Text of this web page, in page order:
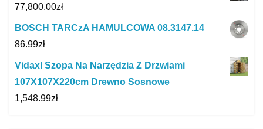
77,800.00zł
BOSCH TARCzA HAMULCOWA 08.3147.14
86.99zł
Vidaxl Szopa Na Narzędzia Z Drzwiami
107X107X220cm Drewno Sosnowe
1,548.99zł